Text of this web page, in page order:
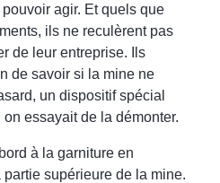
agir. Et quels que
ils ne reculèrent pas
de leur entreprise. Ils
de savoir si la mine ne
un dispositif spécial
essayait de la démonter.
à la garniture en
supérieure de la mine.